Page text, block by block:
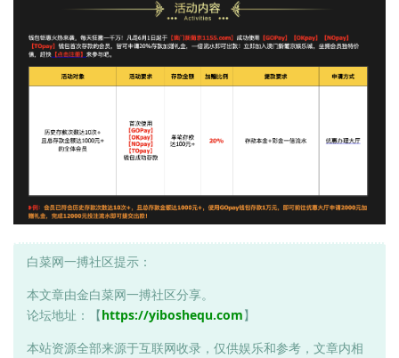
白菜网一搏社区提示：
本文章由金白菜网一搏社区分享。
论坛地址：【https://yiboshequ.com】
本站资源全部来源于互联网收录，仅供娱乐和参考，文章内相